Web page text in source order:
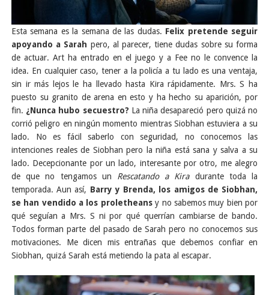
Esta semana es la semana de las dudas. Felix pretende seguir
apoyando a Sarah pero, al parecer, tiene dudas sobre su forma
de actuar. Art ha entrado en el juego y a Fee no le convence la
idea. En cualquier caso, tener a la policía a tu lado es una ventaja,
sin ir más lejos le ha llevado hasta Kira rápidamente. Mrs. S ha
puesto su granito de arena en esto y ha hecho su aparición, por
fin. ¿Nunca hubo secuestro? La niña desapareció pero quizá no
corrió peligro en ningún momento mientras Siobhan estuviera a su
lado. No es fácil saberlo con seguridad, no conocemos las
intenciones reales de Siobhan pero la niña está sana y salva a su
lado. Decepcionante por un lado, interesante por otro, me alegro
de que no tengamos un Rescatando a Kiradurante toda la
temporada. Aun así, Barry y Brenda, los amigos de Siobhan,
se han vendido a los proletheansy no sabemos muy bien por
qué seguían a Mrs. S ni por qué querrían cambiarse de bando.
Todos forman parte del pasado de Sarah pero no conocemos sus
motivaciones. Me dicen mis entrañas que debemos confiar en
Siobhan, quizá Sarah está metiendo la pata al escapar.